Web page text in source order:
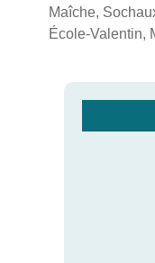
Maîche,
École-Valentin,